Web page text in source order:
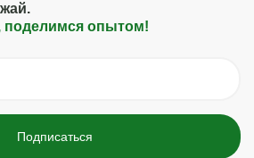
поделимся опытом!